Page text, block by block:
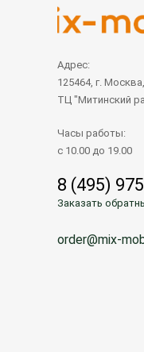
Адрес:
125464, г.
ТЦ "Митинский
Часы работы:
с 10.00 до 19.00
8 (495)
Заказать
order@mix-